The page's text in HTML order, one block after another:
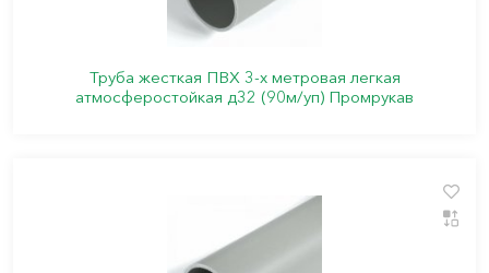
Труба жесткая ПВХ 3-х метровая легкая
атмосферостойкая д32 (90м/уп) Промрукав